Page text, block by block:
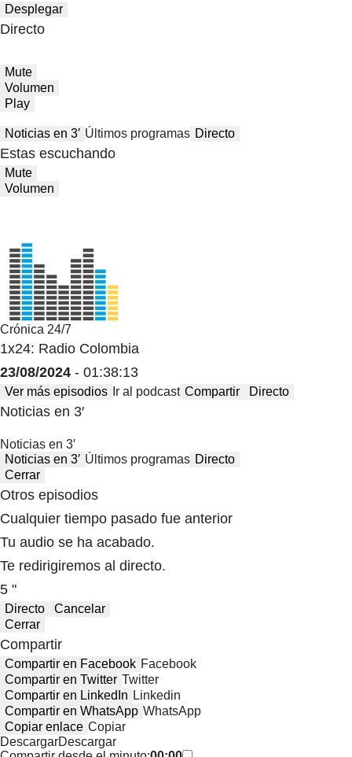
Desplegar
Directo
Mute
Volumen
Play
Noticias en 3′ Últimos programas Directo
Estas escuchando
Mute
Volumen
Crónica 24/7
1x24: Radio Colombia
23/08/2024 - 01:38:13
Ver más episodios Ir al podcast Compartir Directo
Noticias en 3′
Noticias en 3′
Noticias en 3′ Últimos programas Directo
Cerrar
Otros episodios
Cualquier tiempo pasado fue anterior
Tu audio se ha acabado.
Te redirigiremos al directo.
5 "
Directo
Cancelar
Cerrar
Compartir
Compartir en Facebook Facebook
Compartir en Twitter Twitter
Compartir en LinkedIn Linkedin
Compartir en WhatsApp WhatsApp
Copiar enlace Copiar
DescargarDescargar